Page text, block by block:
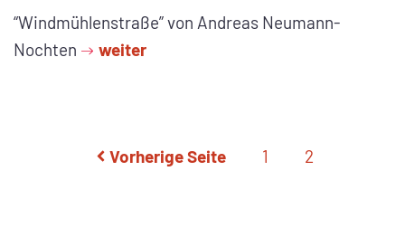
“Windmühlenstraße” von Andreas Neumann-
Nochten
weiter
Vorherige Seite 1 2